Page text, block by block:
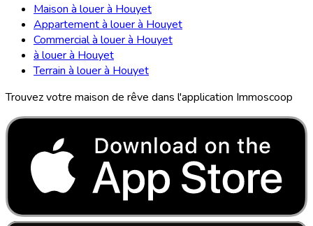
Maison à louer à Houyet
Appartement à louer à Houyet
Commercial à louer à Houyet
à louer à Houyet
Terrain à louer à Houyet
Trouvez votre maison de rêve dans l'application Immoscoop